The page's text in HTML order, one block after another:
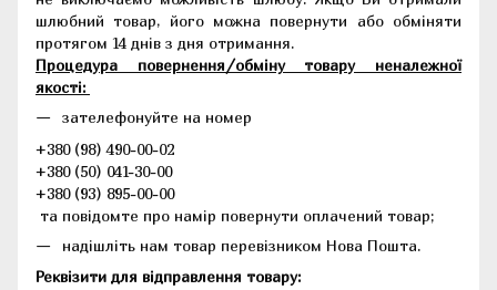
шлюбний товар, його можна повернути або обміняти
протягом 14 днів з дня отримання.
Процедура повернення/обміну товару неналежної
якості:
зателефонуйте на номер
+380 (98) 490-00-02
+380 (50) 041-30-00
+380 (93) 895-00-00
та повідомте про намір повернути оплачений товар;
надішліть нам товар перевізником Нова Пошта.
Реквізити для відправлення товару: